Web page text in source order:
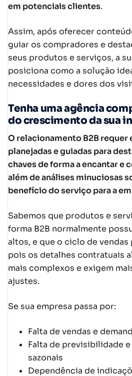
em potenciais clientes.
Assim, após oferecer
guiar os compradores e
seus produtos e serviços, a
posiciona como a solução
necessidades e dores dos
Tenha uma agência
do crescimento da sua
O relacionamento B2B requer
planejadas e guiadas para
chaves de forma a encantar e
além de análises minuciosas
benefício do serviço para a
Sabemos que produtos e
forma B2B normalmente
altos, e que o ciclo de
pois os detalhes contratuais
mais complexos e exigem
ajustes.
Se sua empresa passa por:
Falta de vendas e
Falta de previsibilidade e
sazonais
Dependência de